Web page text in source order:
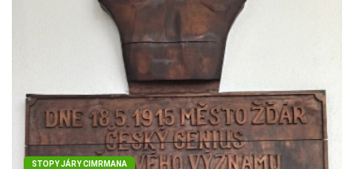
STOPY JÁRY CIMRMANA